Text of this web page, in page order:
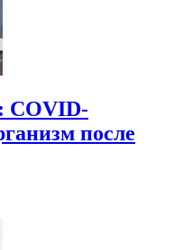
COVID-
после